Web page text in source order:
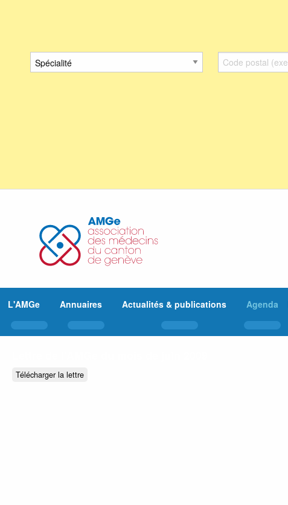
L'AMGe Annuaires Actualités & publications Agenda
Télécharger la lettre